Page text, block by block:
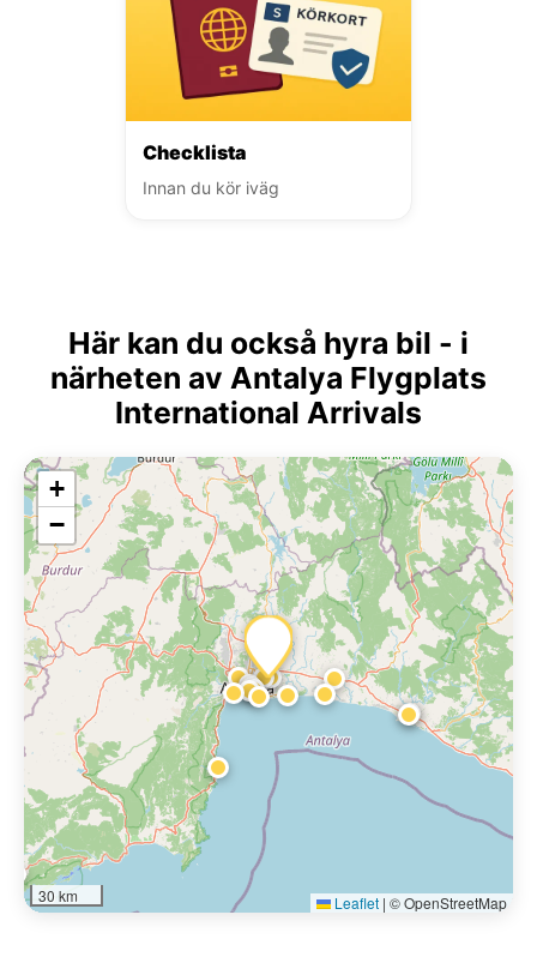
Checklista
Innan du kör iväg
Här kan du också hyra bil - i
närheten av Antalya Flygplats
International Arrivals
+
−
30 km Leaflet | © OpenStreetMap